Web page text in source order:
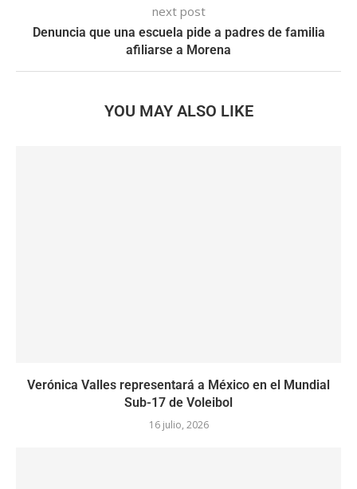
next post
Denuncia que una escuela pide a padres de familia
afiliarse a Morena
YOU MAY ALSO LIKE
Verónica Valles representará a México en el Mundial
Sub-17 de Voleibol
16 julio, 2026